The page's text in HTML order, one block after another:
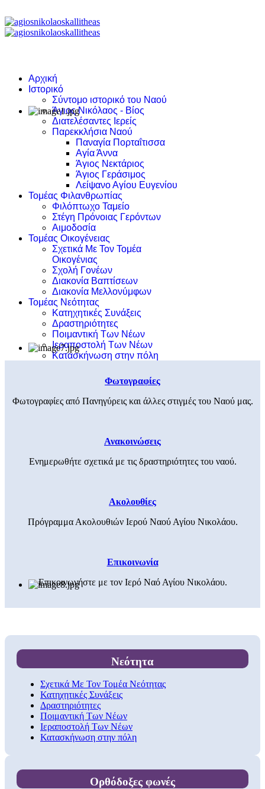
Αρχική
Ιστορικό
Σύντομο ιστορικό του Ναού
Άγιος Νικόλαος - Βίος
Διατελέσαντες Ιερείς
Παρεκκλήσια Ναού
Παναγία Πορταΐτισσα
Αγία Άννα
Άγιος Νεκτάριος
Άγιος Γεράσιμος
Λείψανο Αγίου Ευγενίου
Τομέας Φιλανθρωπίας
Φιλόπτωχο Ταμείο
Στέγη Πρόνοιας Γερόντων
Αιμοδοσία
Τομέας Οικογένειας
Σχετικά Με Τον Τομέα
Οικογένιας
Σχολή Γονέων
Διακονία Βαπτίσεων
Διακονία Μελλονύμφων
Τομέας Νεότητας
Κατηχητικές Συνάξεις
Δραστηριότητες
Ποιμαντική Των Νέων
Ιεραποστολή Των Νέων
Κατασκήνωση στην πόλη
Φωτογραφίες
Φωτογραφίες από Πανηγύρεις και άλλες στιγμές του Ναού μας.
Ανακοινώσεις
Ενημερωθήτε σχετικά με τις δραστηριότητες του ναού.
Ακολουθίες
Πρόγραμμα Ακολουθιών Ιερού Ναού Αγίου Νικολάου.
Επικοινωνία
Επικοινωνήστε με τον Ιερό Ναό Αγίου Νικολάου.
Νεότητα
Σχετικά Με Τον Τομέα Νεότητας
Κατηχητικές Συνάξεις
Δραστηριότητες
Ποιμαντική Των Νέων
Ιεραποστολή Των Νέων
Κατασκήνωση στην πόλη
Ορθόδοξες φωνές